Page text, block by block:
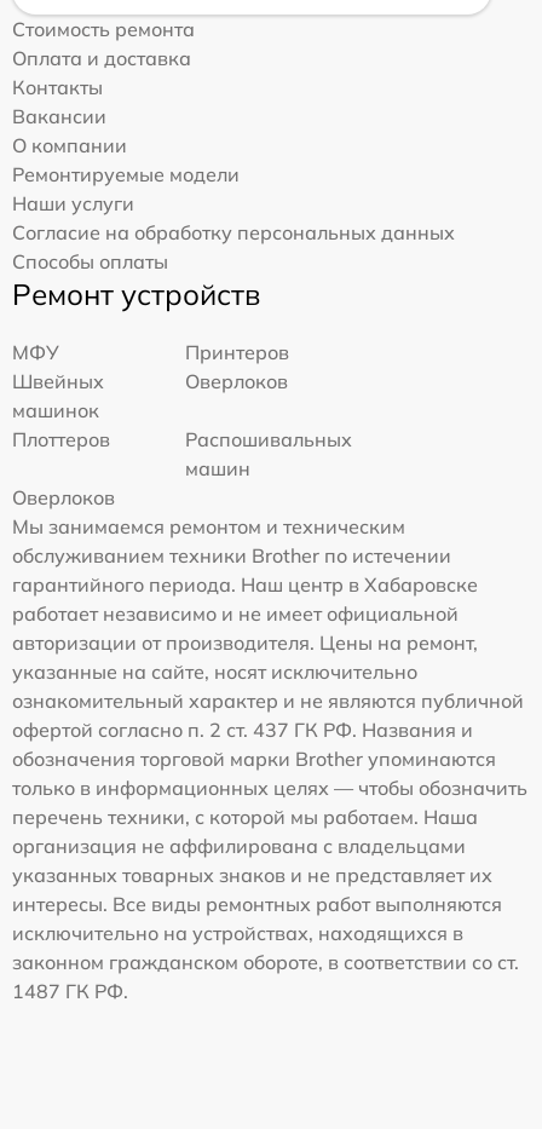
Стоимость ремонта
Оплата и доставка
Контакты
Вакансии
О компании
Ремонтируемые модели
Наши услуги
Согласие на обработку персональных данных
Способы оплаты
Ремонт устройств
МФУ
Принтеров
Швейных
машинок
Оверлоков
Плоттеров
Распошивальных
машин
Оверлоков
Мы занимаемся ремонтом и техническим
обслуживанием техники Brother по истечении
гарантийного периода. Наш центр в Хабаровске
работает независимо и не имеет официальной
авторизации от производителя. Цены на ремонт,
указанные на сайте, носят исключительно
ознакомительный характер и не являются публичной
офертой согласно п. 2 ст. 437 ГК РФ. Названия и
обозначения торговой марки Brother упоминаются
только в информационных целях — чтобы обозначить
перечень техники, с которой мы работаем. Наша
организация не аффилирована с владельцами
указанных товарных знаков и не представляет их
интересы. Все виды ремонтных работ выполняются
исключительно на устройствах, находящихся в
законном гражданском обороте, в соответствии со ст.
1487 ГК РФ.